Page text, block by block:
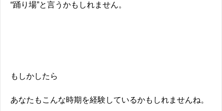
“踊り場”と言うかもしれません。
もしかしたら
あなたもこんな時期を経験しているかもしれませんね。